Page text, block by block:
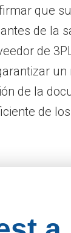
que
de la
de
un
de la
de